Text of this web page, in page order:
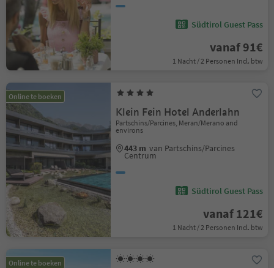
Südtirol Guest Pass
vanaf 91€
1 Nacht / 2 Personen Incl. btw
Online te boeken
Klein Fein Hotel Anderlahn
Partschins/Parcines, Meran/Merano and
environs
443 m van Partschins/Parcines
Centrum
Südtirol Guest Pass
vanaf 121€
1 Nacht / 2 Personen Incl. btw
Online te boeken